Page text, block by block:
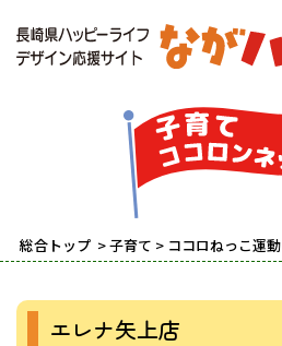
総合トップ >子育て > ココロねっこ運動
エレナ矢上店